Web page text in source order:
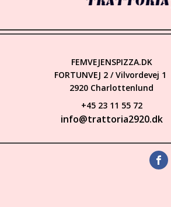
FEMVEJENSPIZZA.DK
FORTUNVEJ 2 / Vilvordevej 1
2920 Charlottenlund
+45 23 11 55 72
info@trattoria2920.dk